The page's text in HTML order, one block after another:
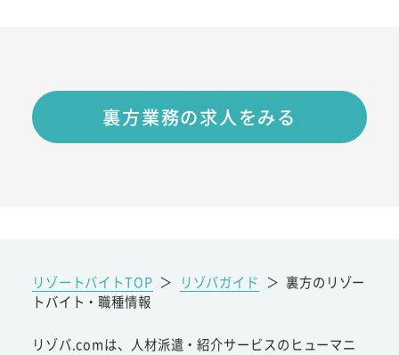
裏方業務の求人をみる
リゾートバイトTOP ＞ リゾバガイド ＞ 裏方のリゾー
トバイト・職種情報
リゾバ.comは、人材派遣・紹介サービスのヒューマニ